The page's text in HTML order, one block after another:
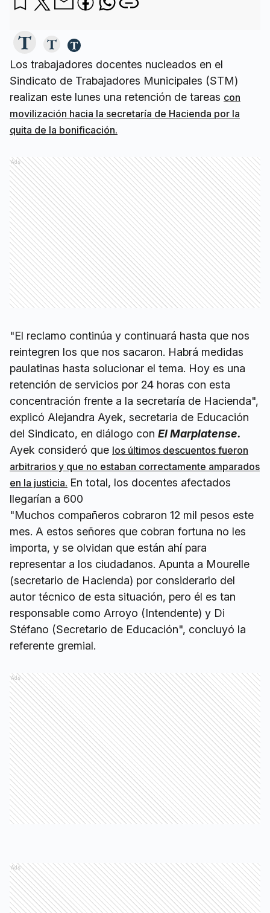
Los trabajadores docentes nucleados en el
Sindicato de Trabajadores Municipales (STM)
realizan este lunes una retención de tareas con
movilización hacia la secretaría de Hacienda por la
quita de la bonificación.
Ads
"El reclamo continúa y continuará hasta que nos
reintegren los que nos sacaron. Habrá medidas
paulatinas hasta solucionar el tema. Hoy es una
retención de servicios por 24 horas con esta
concentración frente a la secretaría de Hacienda",
explicó Alejandra Ayek, secretaria de Educación
del Sindicato, en diálogo con El Marplatense.
Ayek consideró que los últimos descuentos fueron
arbitrarios y que no estaban correctamente amparados
en la justicia. En total, los docentes afectados
llegarían a 600
"Muchos compañeros cobraron 12 mil pesos este
mes. A estos señores que cobran fortuna no les
importa, y se olvidan que están ahí para
representar a los ciudadanos. Apunta a Mourelle
(secretario de Hacienda) por considerarlo del
autor técnico de esta situación, pero él es tan
responsable como Arroyo (Intendente) y Di
Stéfano (Secretario de Educación", concluyó la
referente gremial.
Ads
Ads